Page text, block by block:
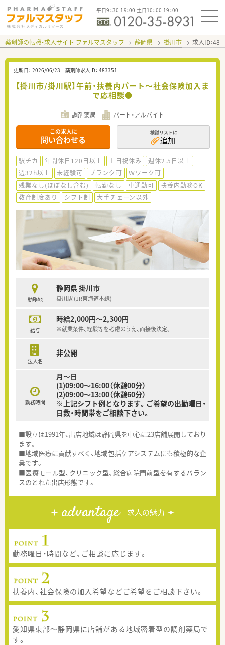
平日9：30-19：00 土日10：00-19：00
薬剤師の転職・求人サイト ファルマスタッフ 静岡県 掛川市 求人ID：
更新日： 2026/06/23 薬剤師求人ID： 483351
【掛川市/掛川駅】午前・扶養内パート～社会保険加入ま
で応相談●
調剤薬局 パート・アルバイト
この求人に
問い合わせる
検討リストに
追加
駅チカ 年間休日120日以上 土日祝休み
週休2.5日以上
週32h以上
未経験可 ブランク可
Ｗワーク可
残業なし(ほぼなし含む)
転勤なし 車通勤可
扶養内勤務OK
教育制度あり
シフト制 大手チェーン以外
勤務地
静岡県 掛川市
掛川駅 (JR東海道本線)
給与
時給2,000円～2,300円
※就業条件、経験等を考慮のうえ、面接後決定。
法人名
非公開
勤務時間
月～日
(1)09:00～16:00（休憩00分）
(2)09:00～13:00（休憩60分）
※上記シフト例となります。ご希望の出勤曜日・
日数・時間帯をご相談下さい。
■設立は1991年、出店地域は静岡県を中心に23店舗展開しており
ます。
■地域医療に貢献すべく、地域包括ケアシステムにも積極的な企
業です。
■医療モール型、クリニック型、総合病院門前型を有するバラン
スのとれた出店形態です。
advantage 求人の魅力
勤務曜日・時間など、ご相談に応じます。
扶養内、社会保険の加入希望などご希望をご相談下さい。
愛知県東部～静岡県に店舗がある地域密着型の調剤薬局で
す。